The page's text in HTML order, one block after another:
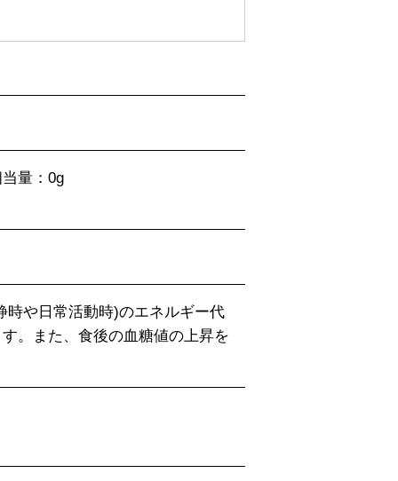
量：0g
時や日常活動時)のエネルギー代
。また、食後の血糖値の上昇を